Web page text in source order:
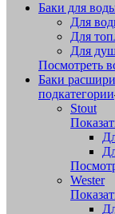
Баки для
Для
Для
Для
Посмотреть
Баки
подкатегории
Stout
Wester